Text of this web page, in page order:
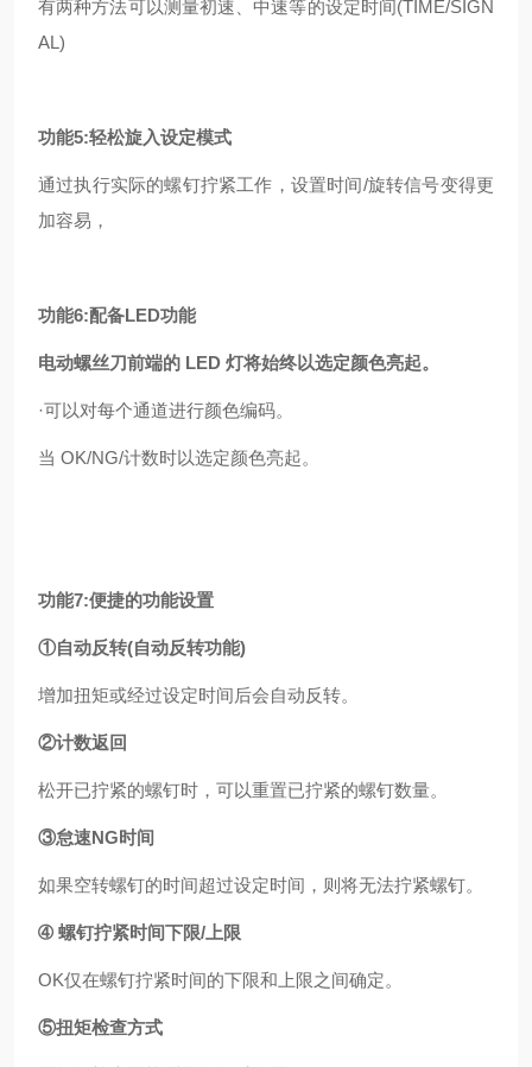
有两种方法可以测量初速、中速等的设定时间(TIME/SIGN
AL)
功能5:轻松旋入设定模式
通过执行实际的螺钉拧紧工作，设置时间/旋转信号变得更
加容易，
功能6:配备LED功能
电动螺丝刀前端的 LED 灯将始终以选定颜色亮起。
·可以对每个通道进行颜色编码。
当 OK/NG/计数时以选定颜色亮起。
功能7:便捷的功能设置
①自动反转(自动反转功能)
增加扭矩或经过设定时间后会自动反转。
②计数返回
松开已拧紧的螺钉时，可以重置已拧紧的螺钉数量。
③怠速NG时间
如果空转螺钉的时间超过设定时间，则将无法拧紧螺钉。
➃ 螺钉拧紧时间下限/上限
OK仅在螺钉拧紧时间的下限和上限之间确定。
⑤扭矩检查方式